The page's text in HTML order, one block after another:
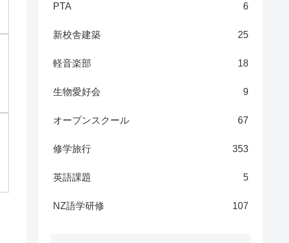
PTA 6
新校舎建築 25
軽音楽部 18
生物愛好会 9
オープンスクール 67
修学旅行 353
英語課題 5
NZ語学研修 107